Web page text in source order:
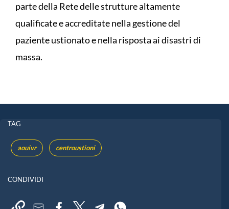
parte della Rete delle strutture altamente
qualificate e accreditate nella gestione del
paziente ustionato e nella risposta ai disastri di
massa.
TAG
aouivr centroustioni
CONDIVIDI